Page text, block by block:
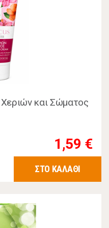
και Σώματος
1,59 €
ΣΤΟ ΚΑΛΑΘΙ